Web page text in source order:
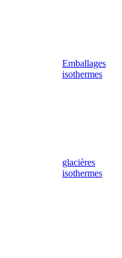
Emballages
isothermes
glacières
isothermes